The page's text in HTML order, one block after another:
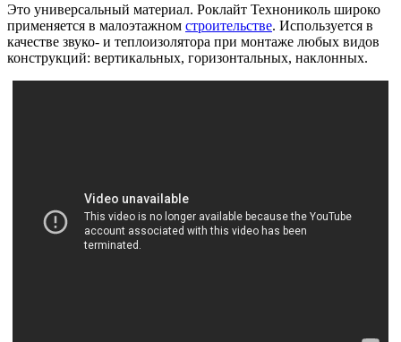
Это универсальный материал. Роклайт Технониколь широко
применяется в малоэтажном строительстве. Используется в
качестве звуко- и теплоизолятора при монтаже любых видов
конструкций: вертикальных, горизонтальных, наклонных.